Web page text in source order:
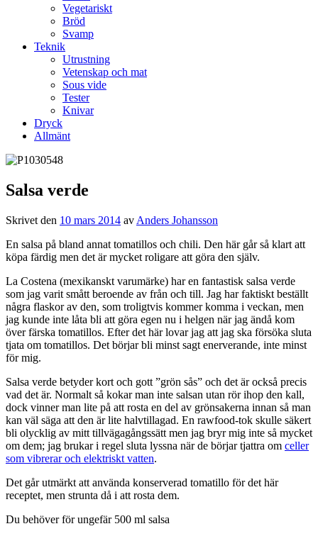
Vegetariskt
Bröd
Svamp
Teknik
Utrustning
Vetenskap och mat
Sous vide
Tester
Knivar
Dryck
Allmänt
Salsa verde
Skrivet den 10 mars 2014 av Anders Johansson
En salsa på bland annat tomatillos och chili. Den här går så klart att
köpa färdig men det är mycket roligare att göra den själv.
La Costena (mexikanskt varumärke) har en fantastisk salsa verde
som jag varit smått beroende av från och till. Jag har faktiskt beställt
några flaskor av den, som troligtvis kommer komma i veckan, men
jag kunde inte låta bli att göra egen nu i helgen när jag ändå kom
över färska tomatillos. Efter det här lovar jag att jag ska försöka sluta
tjata om tomatillos. Det börjar bli minst sagt enerverande, inte minst
för mig.
Salsa verde betyder kort och gott ”grön sås” och det är också precis
vad det är. Normalt så kokar man inte salsan utan rör ihop den kall,
dock vinner man lite på att rosta en del av grönsakerna innan så man
kan väl säga att den är lite halvtillagad. En rawfood-tok skulle säkert
bli olycklig av mitt tillvägagångssätt men jag bryr mig inte så mycket
om dem; jag brukar i regel sluta lyssna när de börjar tjattra om celler
som vibrerar och elektriskt vatten.
Det går utmärkt att använda konserverad tomatillo för det här
receptet, men strunta då i att rosta dem.
Du behöver för ungefär 500 ml salsa